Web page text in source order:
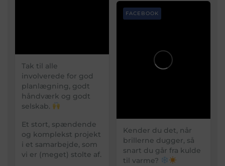
Tak til alle
involverede for god
planlægning, godt
håndværk og godt
selskab.
Et stort, spændende
og komplekst projekt
i et samarbejde, som
vi er (meget) stolte af.
Kender du det, når
brillerne dugger, så
snart du går fra kulde
til varme?
FACEBOOK